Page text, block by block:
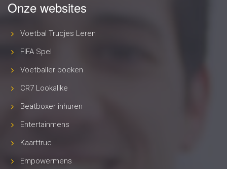
Onze websites
Voetbal Trucjes Leren
FIFA Spel
Voetballer boeken
CR7 Lookalike
Beatboxer inhuren
Entertainmens
Kaarttruc
Empowermens